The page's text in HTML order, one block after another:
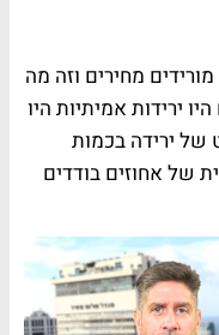
מחירים וזה מה
ירידות אמיתיות היו
של ירידה בכמות
של אחוזים בודדים